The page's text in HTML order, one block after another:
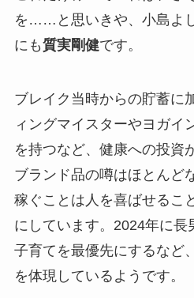
を……と思いきや、小島よ
にも質実剛健です。
ブレイク当時からの貯蓄に
ィングマイスターやヨガイ
を持つなど、健康への投資
ブランド品の噂はほとんど
稼ぐことは人を喜ばせるこ
にしています。2024年に長
子育てを最優先にするなど
を体現しているようです。